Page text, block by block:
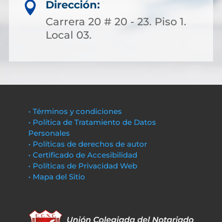

Dirección:
Carrera 20 # 20 - 23. Piso 1.
Local 03.
• Términos y condiciones
• Política de Tratamiento de Datos
Personales
• Políticas de derechos de autor
• Certificado de Accesibilidad
• Políticas de Privacidad Web
• Mapa del Sitio